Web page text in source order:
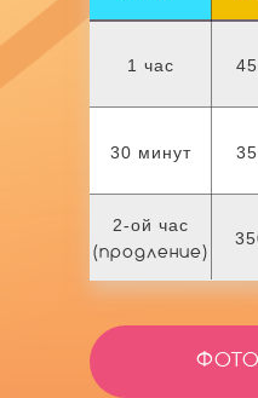
1 час
30 минут
2-ой час
(продление)